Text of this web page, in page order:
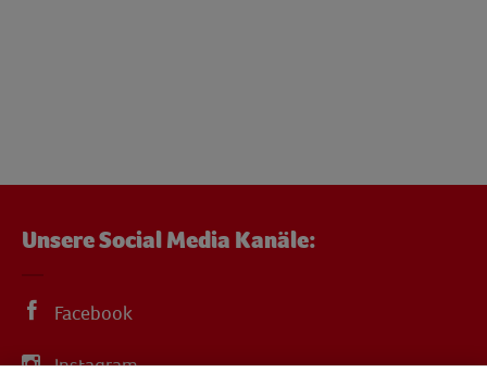
Unsere Social Media Kanäle:
Facebook
Instagram